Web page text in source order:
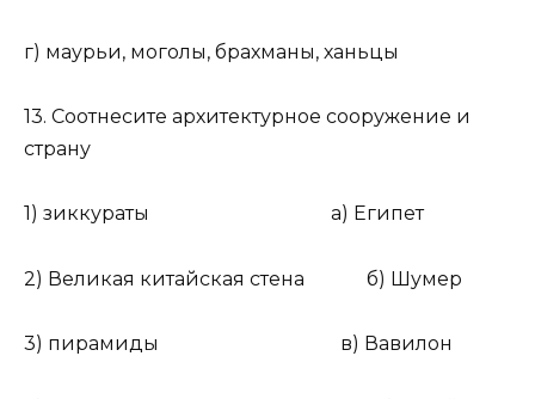
г) маурьи, моголы, брахманы, ханьцы
13. Соотнесите архитектурное сооружение и
страну
1) зиккураты а) Египет
2) Великая китайская стена б) Шумер
3) пирамиды в) Вавилон